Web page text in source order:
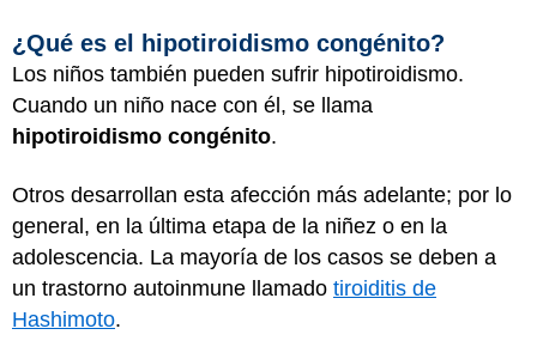
¿Qué es el hipotiroidismo congénito?
Los niños también pueden sufrir hipotiroidismo.
Cuando un niño nace con él, se llama
hipotiroidismo congénito.
Otros desarrollan esta afección más adelante; por lo
general, en la última etapa de la niñez o en la
adolescencia. La mayoría de los casos se deben a
un trastorno autoinmune llamado tiroiditis de
Hashimoto.